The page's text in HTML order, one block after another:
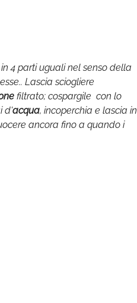
4 parti uguali nel senso della
Lascia sciogliere
filtrato; cospargile con lo
d'acqua, incoperchia e lascia in
ancora fino a quando i